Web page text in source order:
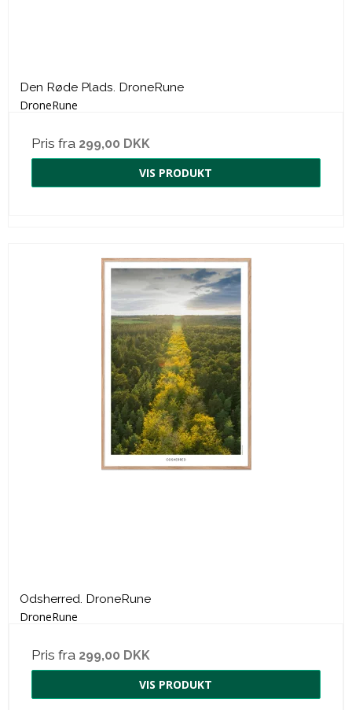
Den Røde Plads. DroneRune
DroneRune
Pris fra 299,00 DKK
VIS PRODUKT
Odsherred. DroneRune
DroneRune
Pris fra 299,00 DKK
VIS PRODUKT